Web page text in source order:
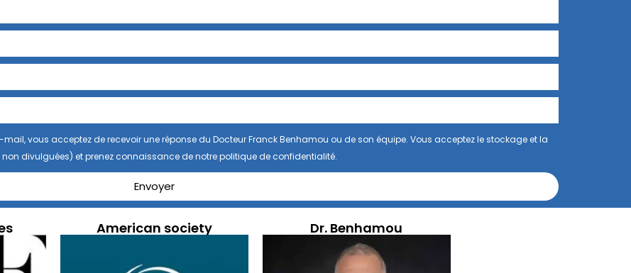
vous acceptez de recevoir une réponse du Docteur Franck Benhamou ou de son équipe. Vous acceptez le stockage et la
divulguées) et prenez connaissance de notre politique de confidentialité.
Envoyer
American society Dr. Benhamou